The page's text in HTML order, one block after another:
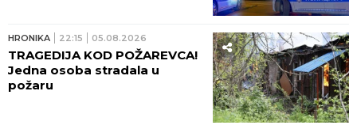
HRONIKA 22:15 05.08.2026
TRAGEDIJA KOD POŽAREVCA!
Jedna osoba stradala u
požaru